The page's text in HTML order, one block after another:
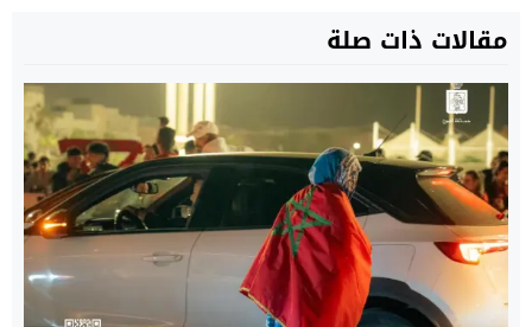
مقالات ذات صلة